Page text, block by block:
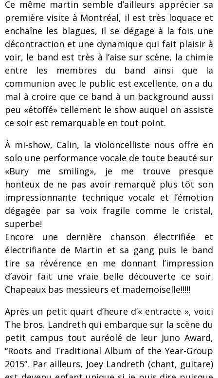
Ce même martin semble d’ailleurs apprécier sa
première visite à Montréal, il est très loquace et
enchaîne les blagues, il se dégage à la fois une
décontraction et une dynamique qui fait plaisir à
voir, le band est très à l’aise sur scène, la chimie
entre les membres du band ainsi que la
communion avec le public est excellente, on a du
mal à croire que ce band à un background aussi
peu «étoffé» tellement le show auquel on assiste
ce soir est remarquable en tout point.
À mi-show, Calin, la violoncelliste nous offre en
solo une performance vocale de toute beauté sur
«Bury me smiling», je me trouve presque
honteux de ne pas avoir remarqué plus tôt son
impressionnante technique vocale et l’émotion
dégagée par sa voix fragile comme le cristal,
superbe!
Encore une dernière chanson électrifiée et
électrifiante de Martin et sa gang puis le band
tire sa révérence en me donnant l’impression
d’avoir fait une vraie belle découverte ce soir.
Chapeaux bas messieurs et mademoiselle!!!!!
Après un petit quart d’heure d‘« entracte », voici
The bros. Landreth qui embarque sur la scène du
petit campus tout auréolé de leur Juno Award,
“Roots and Traditional Album of the Year-Group
2015”. Par ailleurs, Joey Landreth (chant, guitare)